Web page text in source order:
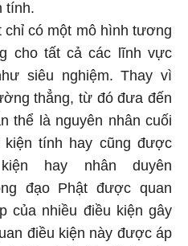
tính.
chỉ có một mô hình tương
cho tất cả các lĩnh vực
siêu nghiệm. Thay vì
thẳng, từ đó đưa đến
thể là nguyên nhân cuối
tính hay cũng được
hay nhân duyên
đạo Phật được quan
của nhiều điều kiện gây
điều kiện này được áp